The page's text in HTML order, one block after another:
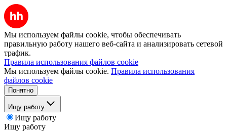
Мы используем файлы cookie, чтобы обеспечивать
правильную работу нашего веб-сайта и анализировать сетевой
трафик.
Правила использования файлов cookie
Мы используем файлы cookie. Правила использования
файлов cookie
Понятно
Ищу работу
Ищу работу
Ищу работу